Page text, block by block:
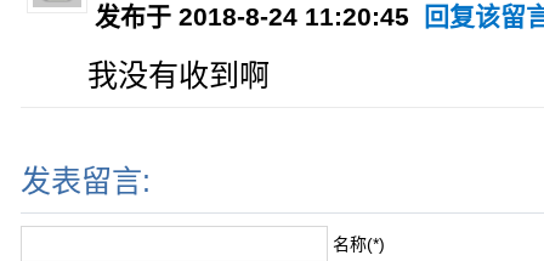
发布于 2018-8-24 11:20:45 回复该留
我没有收到啊
发表留言:
名称(*)